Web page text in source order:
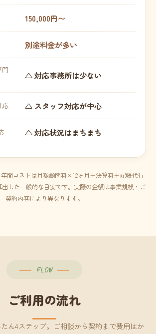
150,000円〜
別途料金が多い
△ 対応事務所は少ない
応 △ スタッフ対応が中心
△ 対応状況はまちまち
間コストは月額顧問料×12ヶ月＋決算料＋記帳代行
出した一般的な目安です。実際の金額は事業規模・ご
契約内容により異なります。
FLOW
ご利用の流れ
ん4ステップ。ご相談から契約まで費用はか